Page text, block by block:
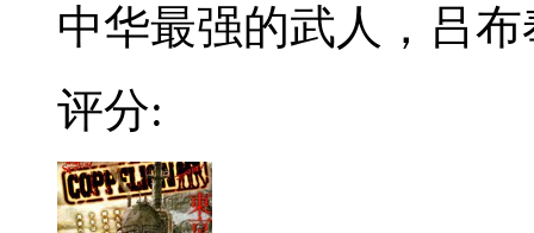
中华最强的武人，吕
评分: